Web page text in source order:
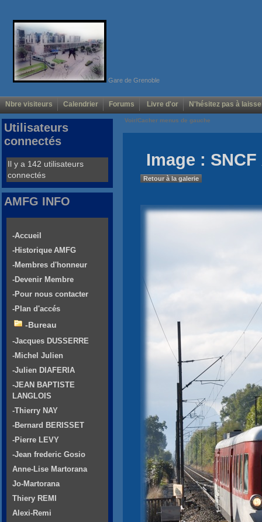
Gare de Grenoble
Nbre visiteurs Calendrier Forums Livre d'or N'hésitez pas à
Voir/Cacher menus de gauche
Image :
Retour à la galerie
Utilisateurs
connectés
Il y a 142 utilisateurs
connectés
AMFG INFO
-Accueil
-Historique AMFG
-Membres d'honneur
-Devenir Membre
-Pour nous contacter
-Plan d'accés
-Bureau
-Jacques DUSSERRE
-Michel Julien
-Julien DIAFERIA
-JEAN BAPTISTE
LANGLOIS
-Thierry NAY
-Bernard BERISSET
-Pierre LEVY
-Jean frederic Gosio
Anne-Lise Martorana
Jo-Martorana
Thiery REMI
Alexi-Remi